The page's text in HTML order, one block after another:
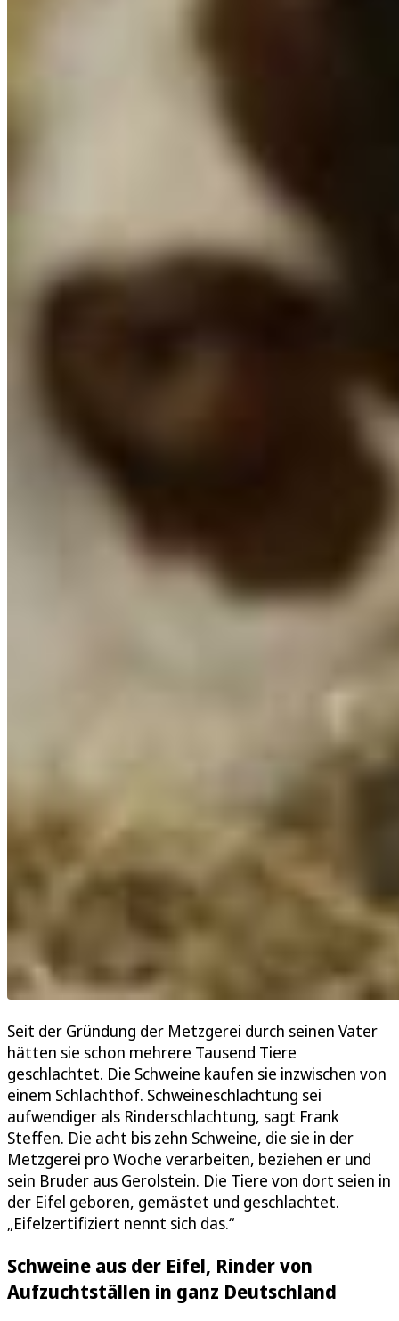
Seit der Gründung der Metzgerei durch seinen Vater
hätten sie schon mehrere Tausend Tiere
geschlachtet. Die Schweine kaufen sie inzwischen von
einem Schlachthof. Schweineschlachtung sei
aufwendiger als Rinderschlachtung, sagt Frank
Steffen. Die acht bis zehn Schweine, die sie in der
Metzgerei pro Woche verarbeiten, beziehen er und
sein Bruder aus Gerolstein. Die Tiere von dort seien in
der Eifel geboren, gemästet und geschlachtet.
„Eifelzertifiziert nennt sich das.“
Schweine aus der Eifel, Rinder von
Aufzuchtställen in ganz Deutschland